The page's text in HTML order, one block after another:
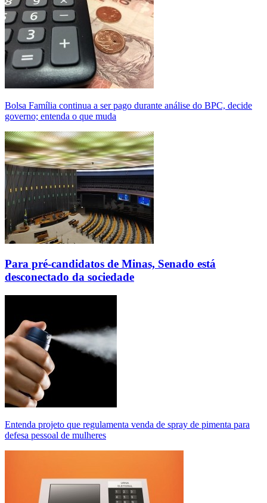
Bolsa Família continua a ser pago durante análise do BPC, decide
governo; entenda o que muda
Para pré-candidatos de Minas, Senado está
desconectado da sociedade
Entenda projeto que regulamenta venda de spray de pimenta para
defesa pessoal de mulheres